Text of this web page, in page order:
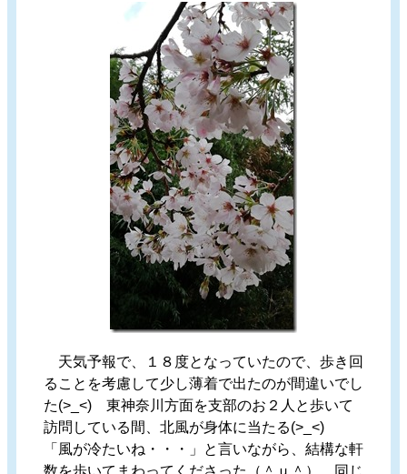
天気予報で、１８度となっていたので、歩き回
ることを考慮して少し薄着で出たのが間違いでし
た(>_<) 東神奈川方面を支部のお２人と歩いて
訪問している間、北風が身体に当たる(>_<)
「風が冷たいね・・・」と言いながら、結構な軒
数を歩いてまわってくださった（＾ｕ＾） 同じ